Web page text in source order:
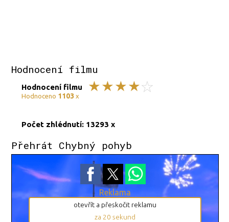
Hodnocení filmu
Hodnocení filmu
Hodnoceno 1103x
Počet zhlédnutí: 13293 x
Přehrát Chybný pohyb
Reklama
otevřít a přeskočit reklamu
za 20 sekund